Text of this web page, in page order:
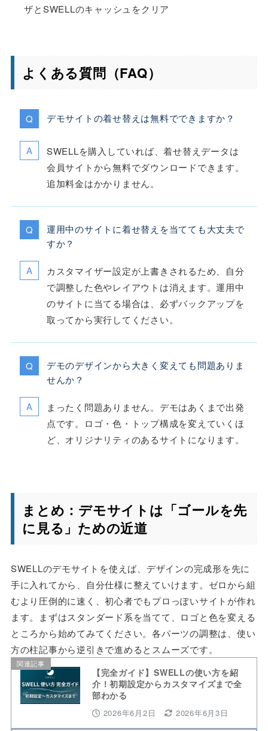
ザとSWELLのキャッシュをクリア
よくある質問（FAQ）
デモサイトの着せ替えは無料でできますか？
SWELLを購入していれば、着せ替えデータは
会員サイトから無料でダウンロードできます。
追加料金はかかりません。
運用中のサイトに着せ替えを当てても大丈夫で
すか？
カスタマイザー設定が上書きされるため、自分
で調整した色やレイアウトは消えます。運用中
のサイトに当てる場合は、必ずバックアップを
取ってから実行してください。
デモのデザインから大きく変えても問題ありま
せんか？
まったく問題ありません。デモはあくまで出発
点です。ロゴ・色・トップ構成を変えていくほ
ど、オリジナリティのあるサイトになります。
まとめ：デモサイトは「ゴールを先
に見る」ための近道
SWELLのデモサイトを使えば、デザインの完成形を先に
手に入れてから、自分仕様に整えていけます。ゼロから組
むより圧倒的に速く、初心者でもプロっぽいサイトが作れ
ます。まずはスタンダード系を当てて、ロゴと色を変える
ところから始めてみてください。各パーツの調整は、使い
方の柱記事から逆引きで進めるとスムーズです。
関連記事
【完全ガイド】SWELLの使い方を紹
介！初期設定からカスタマイズまで全
部わかる
2026年6月2日 2026年6月3日